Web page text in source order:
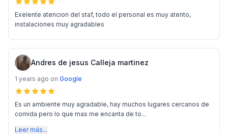
Exelente atencion del staf, todo el personal es muy atento,
instalaciones muy agradables
Andres de jesus Calleja martinez
1 years ago on Google
Es un ambiente muy agradable, hay muchos lugares cercanos de
comida pero lo que mas me encanta de to...
Leer más...